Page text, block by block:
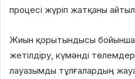
процесі жүріп жатқаны
Жиын қорытындысы
жетілдіру, күмәнді
лауазымды тұлғалардың